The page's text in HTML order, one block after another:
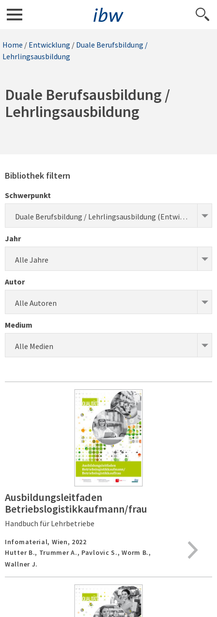
Home / Entwicklung / Duale Berufsbildung /
Lehrlingsausbildung
Duale Berufsausbildung /
Lehrlingsausbildung
Bibliothek filtern
Schwerpunkt
Duale Berufsbildung / Lehrlingsausbildung (Entwicklung)
Jahr
Alle Jahre
Autor
Alle Autoren
Medium
Alle Medien
Ausbildungsleitfaden
Betriebslogistikkaufmann/frau
Handbuch für Lehrbetriebe
Infomaterial, Wien, 2022
Hutter B., Trummer A., Pavlovic S., Worm B.,
Wallner J.